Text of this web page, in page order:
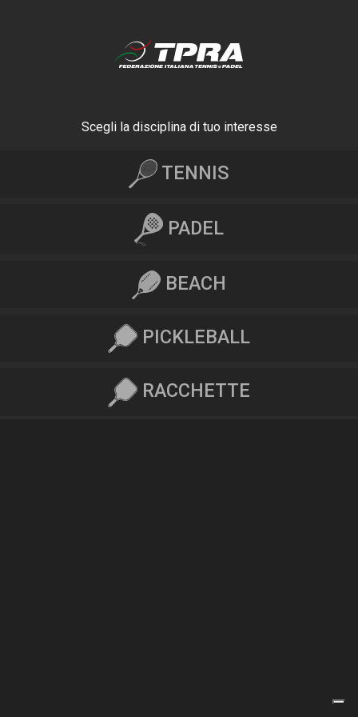
Scegli la disciplina di tuo interesse
TENNIS
PADEL
BEACH
PICKLEBALL
RACCHETTE